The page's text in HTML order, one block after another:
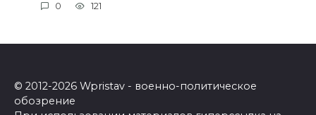
0 121
© 2012-2026 Wpristav - военно-политическое
обозрение